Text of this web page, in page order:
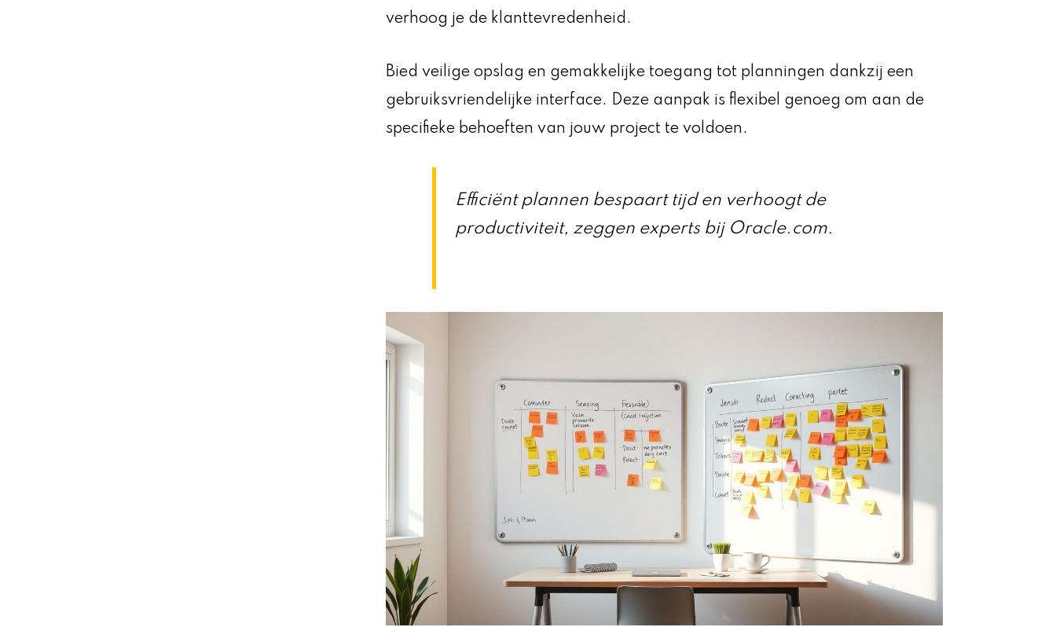
verhoog je de klanttevredenheid.
Bied veilige opslag en gemakkelijke toegang tot planningen dankzij een
gebruiksvriendelijke interface. Deze aanpak is flexibel genoeg om aan de
specifieke behoeften van jouw project te voldoen.
Efficiënt plannen bespaart tijd en verhoogt de
productiviteit, zeggen experts bij Oracle.com.